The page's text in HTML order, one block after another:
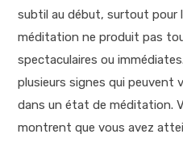
subtil au début, surtout pour
méditation ne produit pas
spectaculaires ou
plusieurs signes qui peuvent
dans un état de méditation.
montrent que vous avez